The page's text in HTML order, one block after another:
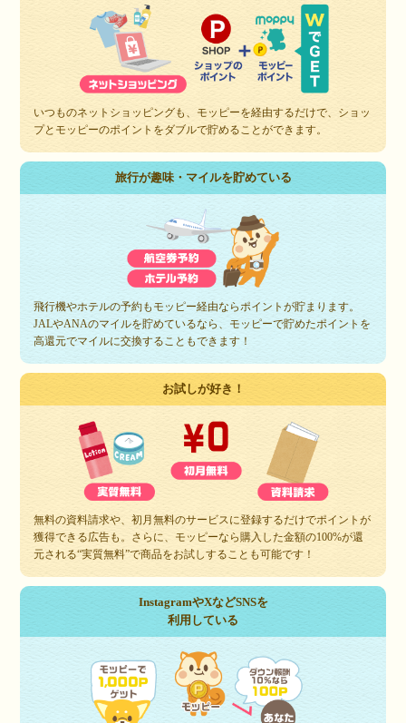
いつものネットショッピングも、モッピーを経由するだけで、ショッ
プとモッピーのポイントをダブルで貯めることができます。
旅行が趣味・マイルを貯めている
飛行機やホテルの予約もモッピー経由ならポイントが貯まります。
JALやANAのマイルを貯めているなら、モッピーで貯めたポイントを
高還元でマイルに交換することもできます！
お試しが好き！
無料の資料請求や、初月無料のサービスに登録するだけでポイントが
獲得できる広告も。さらに、モッピーなら購入した金額の100%が還
元される“実質無料”で商品をお試しすることも可能です！
InstagramやXなどSNSを
利用している